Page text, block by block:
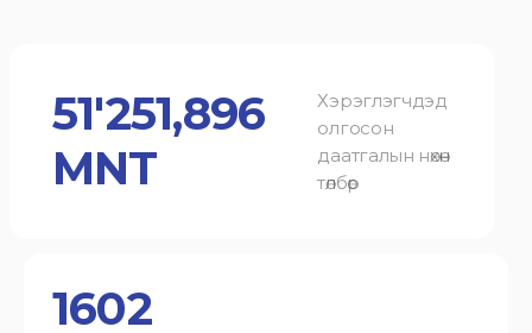
51'251,896
MNT
Хэрэглэгчдэд
олгосон
даатгалын нөхөн
төлбөр
1602